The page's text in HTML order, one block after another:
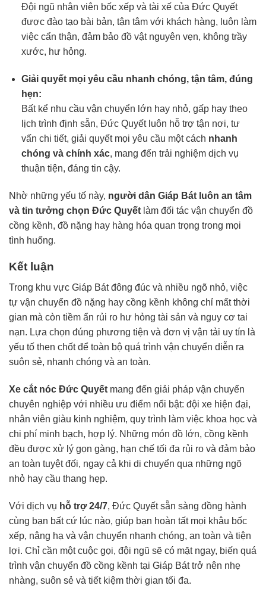
Đội ngũ nhân viên bốc xếp và tài xế của Đức Quyết
được đào tạo bài bản, tận tâm với khách hàng, luôn làm
việc cẩn thận, đảm bảo đồ vật nguyên vẹn, không trầy
xước, hư hỏng.
Giải quyết mọi yêu cầu nhanh chóng, tận tâm, đúng
hẹn:
Bất kể nhu cầu vận chuyển lớn hay nhỏ, gấp hay theo
lịch trình định sẵn, Đức Quyết luôn hỗ trợ tận nơi, tư
vấn chi tiết, giải quyết mọi yêu cầu một cách nhanh
chóng và chính xác, mang đến trải nghiệm dịch vụ
thuận tiện, đáng tin cậy.
Nhờ những yếu tố này, người dân Giáp Bát luôn an tâm
và tin tưởng chọn Đức Quyết làm đối tác vận chuyển đồ
cồng kềnh, đồ nặng hay hàng hóa quan trọng trong mọi
tình huống.
Kết luận
Trong khu vực Giáp Bát đông đúc và nhiều ngõ nhỏ, việc
tự vận chuyển đồ nặng hay cồng kềnh không chỉ mất thời
gian mà còn tiềm ẩn rủi ro hư hỏng tài sản và nguy cơ tai
nạn. Lựa chọn đúng phương tiện và đơn vị vận tải uy tín là
yếu tố then chốt để toàn bộ quá trình vận chuyển diễn ra
suôn sẻ, nhanh chóng và an toàn.
Xe cắt nóc Đức Quyết mang đến giải pháp vận chuyển
chuyên nghiệp với nhiều ưu điểm nổi bật: đội xe hiện đại,
nhân viên giàu kinh nghiệm, quy trình làm việc khoa học và
chi phí minh bạch, hợp lý. Những món đồ lớn, cồng kềnh
đều được xử lý gọn gàng, hạn chế tối đa rủi ro và đảm bảo
an toàn tuyệt đối, ngay cả khi di chuyển qua những ngõ
nhỏ hay cầu thang hẹp.
Với dịch vụ hỗ trợ 24/7, Đức Quyết sẵn sàng đồng hành
cùng bạn bất cứ lúc nào, giúp bạn hoàn tất mọi khâu bốc
xếp, nâng hạ và vận chuyển nhanh chóng, an toàn và tiện
lợi. Chỉ cần một cuộc gọi, đội ngũ sẽ có mặt ngay, biến quá
trình vận chuyển đồ cồng kềnh tại Giáp Bát trở nên nhẹ
nhàng, suôn sẻ và tiết kiệm thời gian tối đa.